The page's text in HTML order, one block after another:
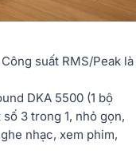
suất RMS/Peak là
DKA 5500 (1 bộ
3 trong 1, nhỏ gọn,
nhạc, xem phim,